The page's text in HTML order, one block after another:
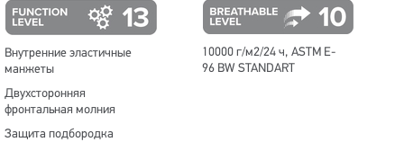
Внутренние эластичные
манжеты
Двухсторонняя
фронтальная молния
Защита подбородка
10000 г/м2/24 ч, ASTM E-
96 BW STANDART